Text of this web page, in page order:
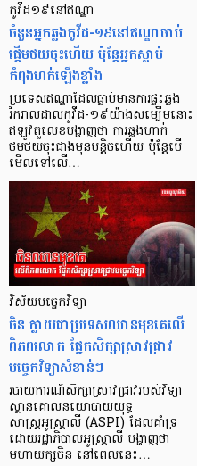
កូវីដ១៩នៅឥណ្ឌា
ចំនួនអ្នកឆ្លងកូវីដ-១៩នៅឥណ្ឌាចាប់
ផ្ដើមថយចុះហើយ ប៉ុន្តែអ្នកស្លាប់
កំពុងហក់ឡើងខ្លាំង
ប្រទេសឥណ្ឌាដែលធ្លាប់មានការផ្ទុះឆ្លង
រីករាលដាលកូវីដ-១៩យ៉ាងសម្បើមនោះ
ឥឡូវតួលេខបង្ហាញថា ការឆ្លងហាក់
ថមថយចុះជាងមុនបន្ដិចហើយ ប៉ុន្ដែបើ
មើលទៅលើ…
វិស័យបច្ចេកវិទ្យា
ចិន ក្លាយជាប្រទេសឈានមុខគេលើ
ពិភពលោក ផ្នែកសិក្សាស្រាវជ្រាវ
បច្ចេកវិទ្យាសំខាន់ៗ
របាយការណ៍សិក្សាស្រាវជ្រាវរបស់វិទ្យា
ស្ថានគោលនយោបាយយុទ្ធ
សាស្ត្រអូស្ត្រាលី (ASPI) ដែលគាំទ្រ
ដោយរដ្ឋាភិបាលអូស្ត្រាលី បង្ហាញថា
មហាយក្សចិន នៅពេលនេះ…